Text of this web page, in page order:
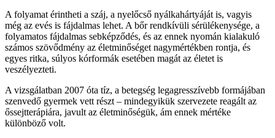
A folyamat érintheti a száj, a nyelőcső nyálkahártyáját is, vagyis
még az evés is fájdalmas lehet. A bőr rendkívüli sérülékenysége, a
folyamatos fájdalmas sebképződés, és az ennek nyomán kialakuló
számos szövődmény az életminőséget nagymértékben rontja, és
egyes ritka, súlyos kórformák esetében magát az életet is
veszélyezteti.
A vizsgálatban 2007 óta tíz, a betegség legagresszívebb formájában
szenvedő gyermek vett részt – mindegyikük szervezete reagált az
őssejtterápiára, javult az életminőségük, ám ennek mértéke
különböző volt.